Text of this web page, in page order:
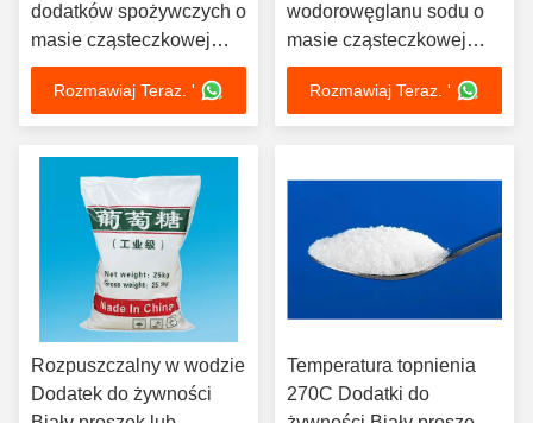
dodatków spożywczych o
masie cząsteczkowej
84.01 w produkcji
żywności
Rozmawiaj Teraz. '
wodorowęglanu sodu o
masie cząsteczkowej
84.01 i gęstości 2.159
g/cm3
Rozmawiaj Teraz. '
Rozpuszczalny w wodzie
Dodatek do żywności
Temperatura topnienia
270C Dodatki do